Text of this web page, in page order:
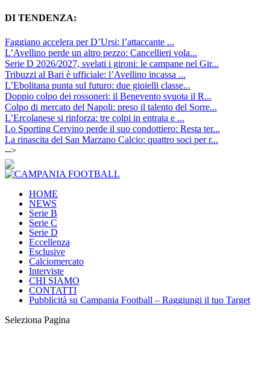
DI TENDENZA:
Faggiano accelera per D’Ursi: l’attaccante ...
L’Avellino perde un altro pezzo: Cancellieri vola...
Serie D 2026/2027, svelati i gironi: le campane nel Gir...
Tribuzzi al Bari è ufficiale: l’Avellino incassa ...
L’Ebolitana punta sul futuro: due gioielli classe...
Doppio colpo dei rossoneri: il Benevento svuota il R...
Colpo di mercato del Napoli: preso il talento del Sorre...
L’Ercolanese si rinforza: tre colpi in entrata e ...
Lo Sporting Cervino perde il suo condottiero: Resta ter...
La rinascita del San Marzano Calcio: quattro soci per r...
-->
HOME
NEWS
Serie B
Serie C
Serie D
Eccellenza
Esclusive
Calciomercato
Interviste
CHI SIAMO
CONTATTI
Pubblicità su Campania Football – Raggiungi il tuo Target
Seleziona Pagina